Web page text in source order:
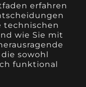
erfahren
technischen
wie Sie mit
sowohl
funktional